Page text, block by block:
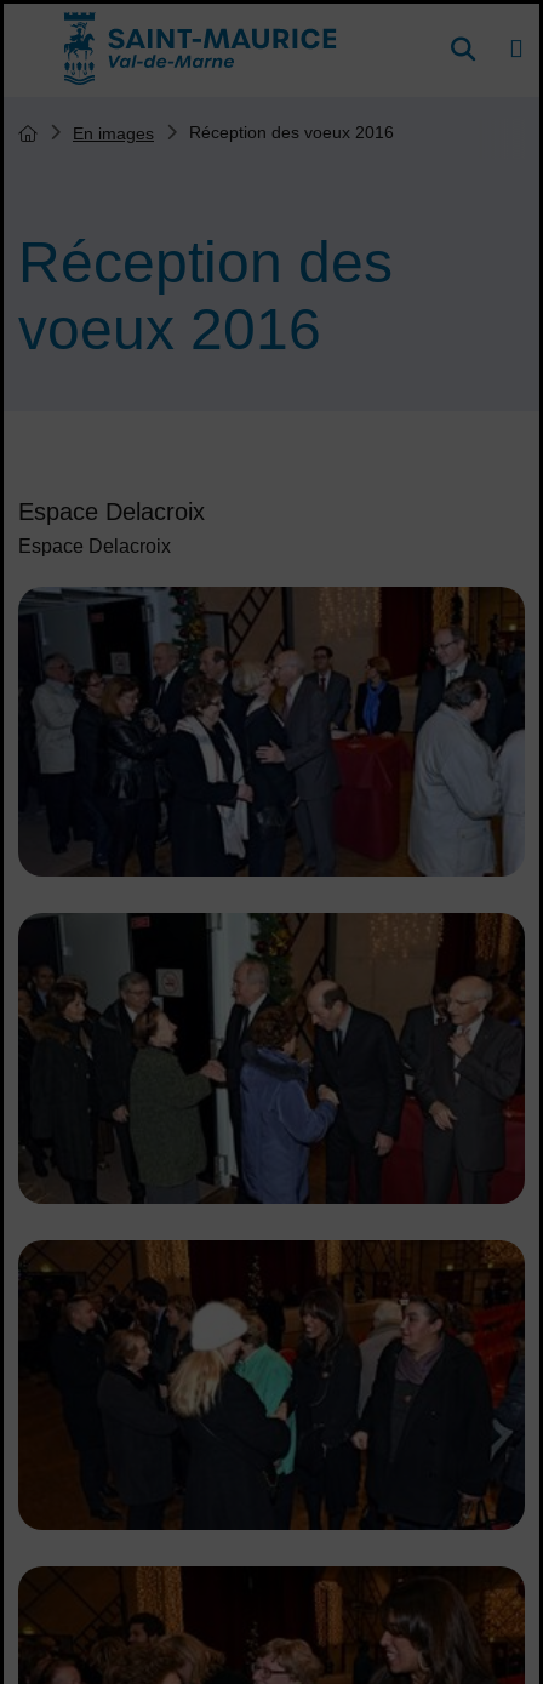
Menu de raccourcis
Accueil ville de Saint-Maurice DE
Réception des
voeux 2016
Vous êtes ici :
Page d'accueil du site
En images Réception des voeux 2016
Espace Delacroix
Espace Delacroix